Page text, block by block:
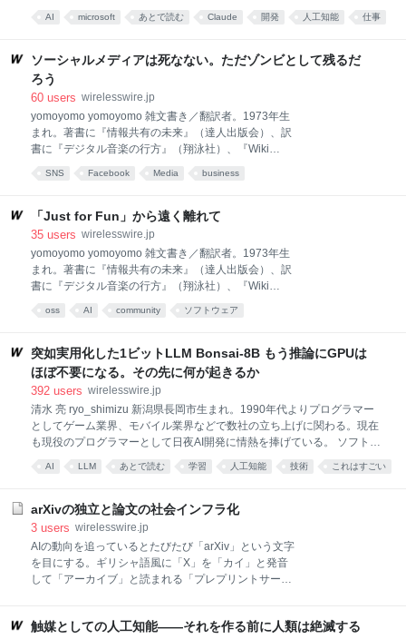
マーとして日夜AI開発に情熱を捧げている。 CNNの報
道によると、Microsoftが自社のエンジニアにAIコーデ
したとのこと。Claude Codeへの支払いが過剰に増え
すぎたため、安価な社内AIツールへの移行を強制しは
じめたそうだ。 この話は非常に示唆に満ちている。 ま
なMicrosoftが最初にこの決定を下したことだ。 第二
に、Claude Codeを提供するAnthlopic社はMicrosoftの
出資先であり主要なパートナーの一社でもある。この
Microsoftからの資金供給の停止は、両者にとっての利
AI microsoft あとで読む Claude 開発 人工知能 仕事
ソーシャルメディアは死なない。ただゾンビとして残るだ
ろう
60 users wirelesswire.jp
yomoyomo yomoyomo 雑文書き／翻訳者。1973年生
まれ。著書に『情報共有の未来』（達人出版会）、訳
書に『デジタル音楽の行方』（翔泳社）、『Wiki
筆活動を続ける。 先日、2026年のピューリッツァー
賞が発表され、ロイターが国内報道と専門報道の2部
門で受賞しました。専門報道部門で受賞したのは、
Metaが子どもを含むユーザーを有害なAIチャットボッ
トや詐欺広告に故意に晒していたのを明らかにした調
1日あたり150億件もの詐欺広告が表示されており、そ
占めていた実態を暴くものでした。 今年の3月にも、
MetaとYouTu
SNS Facebook Media business
「Just for Fun」から遠く離れて
35 users wirelesswire.jp
yomoyomo yomoyomo 雑文書き／翻訳者。1973年生
まれ。著書に『情報共有の未来』（達人出版会）、訳
書に『デジタル音楽の行方』（翔泳社）、『Wiki
グ・ハンドブック』（毎日コミュニケーションズ）が
筆活動を続ける。 現代におけるデジタルエコシステム
のインフラをなしていると言ってよいオープンソー
ス・ソフトウエア（以下、OSS）の多くが、ごく少数
るという問題は以前より定番の話題で、本連載でも
「自由なソフトウェアと抗議と倫理の「（不）可能
性」について」や「米国の国家サイバーセキュリティ
戦略とインフラとしてのオープンソース」で触れてい
とし
oss AI community ソフトウェア
突如実用化した1ビットLLM Bonsai-8B もう推論にGPUは
ほぼ不要になる。その先に何が起きるか
392 users wirelesswire.jp
清水 亮 ryo_shimizu 新潟県長岡市生まれ。1990年代よりプログラマー
としてゲーム業界、モバイル業界などで数社の立ち上げに関わる。現在
も現役のプログラマーとして日夜AI開発に情熱を捧げている。 ソフトウ
ェアの革命は、突然やってくる。 ように見える。 カリフォルニア工科大
学(以下カルテック)のババク・ハッシビ教授が率いる研究チームPrismが
ル(LLM)である。 通常のベンチマークは、ベンチマークに使うデータそ
のものをモデルが学習してしまう場合があるため、筆者が独自に開発し
た非公開の日本語要約能力ベンチマークによると、Bonsai-8Bの性能は
驚異的だ。 この表では、精度(ROUGE-L)、推論速度(speed)、サイズ
(Size)、品質(Tier)の4点から様々なLLMの日本語性能を比較している。
AI LLM あとで読む 学習 人工知能 技術 これはすごい
arXivの独立と論文の社会インフラ化
3 users wirelesswire.jp
AIの動向を追っているとたびたび「arXiv」という文字
を目にする。ギリシャ語風に「X」を「カイ」と発音
して「アーカイブ」と読まれる「プレプリントサーバ
ることで知られている。 arXivは現在、米コーネル大
触媒としての人工知能――それを作る前に人類は絶滅する